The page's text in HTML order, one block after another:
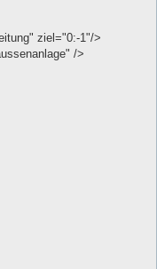
ziel="0:-1"/>
/>